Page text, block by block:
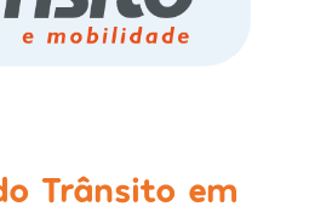
Trânsito em